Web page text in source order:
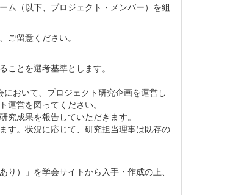
ム（以下、プロジェクト・メンバー）を組
ご留意ください。
ことを選考基準とします。
おいて、プロジェクト研究企画を運営し
営を図ってください。
究成果を報告していただきます。
す。状況に応じて、研究担当理事は既存の
）」を学会サイトから入手・作成の上、